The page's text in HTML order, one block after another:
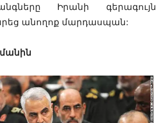
Իրանի գերագույն
անողոք մարդասպան: